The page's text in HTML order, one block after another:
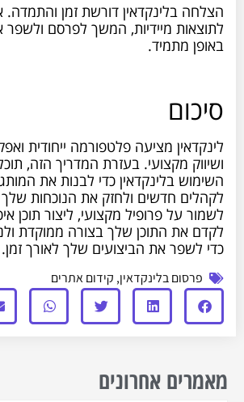
הצלחה בלינקדאין דורשת זמן
לתוצאות מיידיות, המשך לפרסם
באופן מתמיד.
סיכום
לינקדאין מציעה פלטפורמה ייחודית
ושיווק מקצועי. בעזרת המדריך הזה,
השימוש בלינקדאין כדי לבנות את
לקהלים חדשים ולחזק את הנוכחות
לשמור על פרופיל מקצועי, ליצור תוכן
לקדם את התוכן שלך בצורה ממוקדת
כדי לשפר את הביצועים שלך לאורך זמן.
פרסום בלינקדאין, קידום אתרים
מאמרים אחרונים